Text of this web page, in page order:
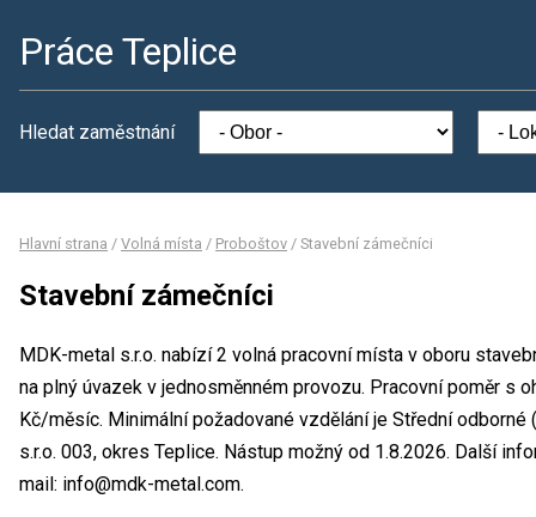
Práce Teplice
Hledat zaměstnání
Hlavní strana / Volná místa / Proboštov / Stavební zámečníci
Stavební zámečníci
MDK-metal s.r.o. nabízí 2 volná pracovní místa v oboru
na plný úvazek v jednosměnném provozu. Pracovní poměr s
Kč/měsíc. Minimální požadované vzdělání je Střední
s.r.o. 003, okres Teplice. Nástup možný od 1.8.2026. Další
mail: info@mdk-metal.com.